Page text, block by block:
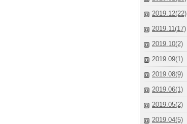
2019.12(22)
2019.11(17)
2019.10(2)
2019.09(1)
2019.08(9)
2019.06(1)
2019.05(2)
2019.04(5)